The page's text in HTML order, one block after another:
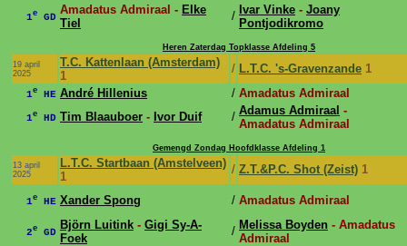
1e GD
Amadatus Admiraal - Elke
Tiel
/ Ivar Vinke - Joany
Pontjodikromo
Heren Zaterdag Topklasse Afdeling 5
19 april
2025
T.C. Kattenlaan (Amsterdam)
1
/ L.T.C. 's-Gravenzande 1
1e HE André Hillenius / Amadatus Admiraal
1e HD Tim Blaauboer - Ivor Duif / Adamus Admiraal -
Amadatus Admiraal
Gemengd Zondag Hoofdklasse Afdeling 1
13 april
2025
L.T.C. Startbaan (Amstelveen)
1
/ Z.T.&P.C. Shot (Zeist) 1
1e HE Xander Spong / Amadatus Admiraal
2e GD
Björn Luitink - Gigi Sy-A-
Foek
/ Melissa Boyden - Amadatus
Admiraal